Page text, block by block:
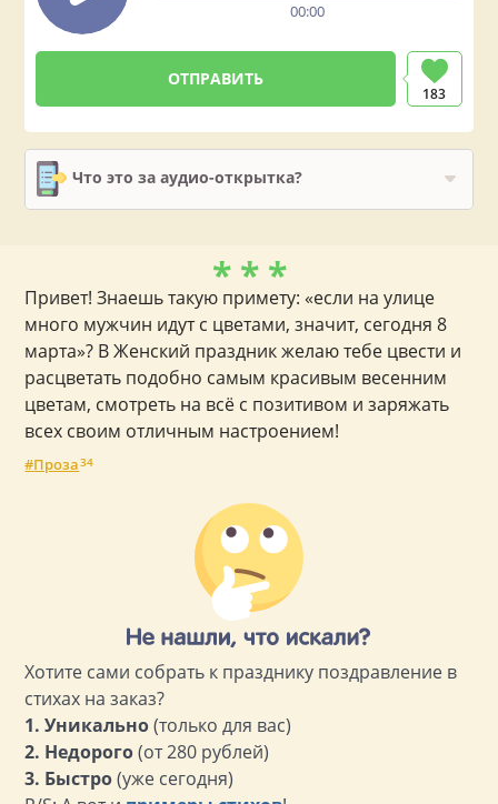
00:00
183
Что это за аудио-открытка?
* * *
Привет! Знаешь такую примету: «если на улице
много мужчин идут с цветами, значит, сегодня 8
марта»? В Женский праздник желаю тебе цвести и
расцветать подобно самым красивым весенним
цветам, смотреть на всё с позитивом и заряжать
всех своим отличным настроением!
Проза34
Хотите сами собрать к празднику поздравление в
стихах на заказ?
1. Уникально(только для вас)
2. Недорого(от 280 рублей)
3. Быстро(уже сегодня)